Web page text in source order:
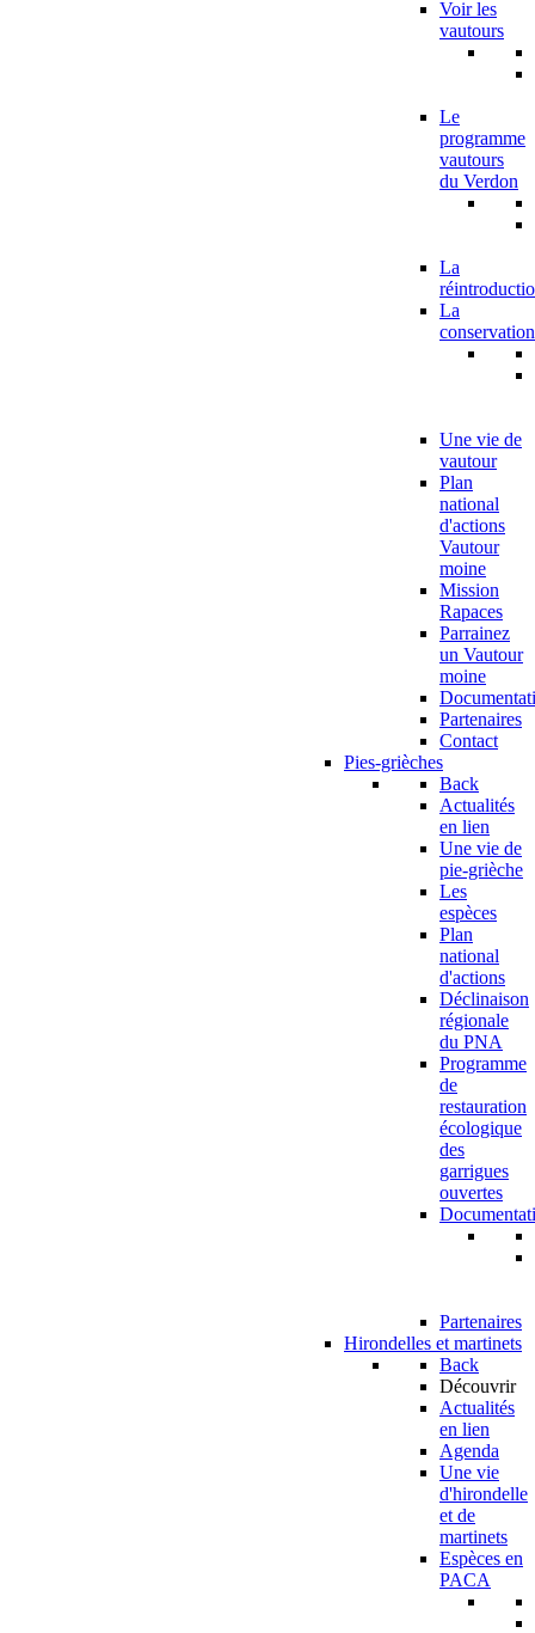
Voir les
vautours
Le
programme
vautours
du Verdon
La
La
conservation
Une vie de
vautour
Plan
national
d'actions
Vautour
moine
Mission
Rapaces
Parrainez
un Vautour
moine
Partenaires
Contact
Pies-grièches
Back
Actualités
en lien
Une vie de
pie-grièche
Les
espèces
Plan
national
d'actions
Déclinaison
régionale
du PNA
Programme
de
restauration
écologique
des
garrigues
ouvertes
Partenaires
Hirondelles et martinets
Back
Découvrir
Actualités
en lien
Agenda
Une vie
d'hirondelle
et de
martinets
Espèces en
PACA